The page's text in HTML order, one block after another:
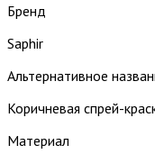
Бренд
Saphir
Альтернативное
Коричневая спрей-
Материал